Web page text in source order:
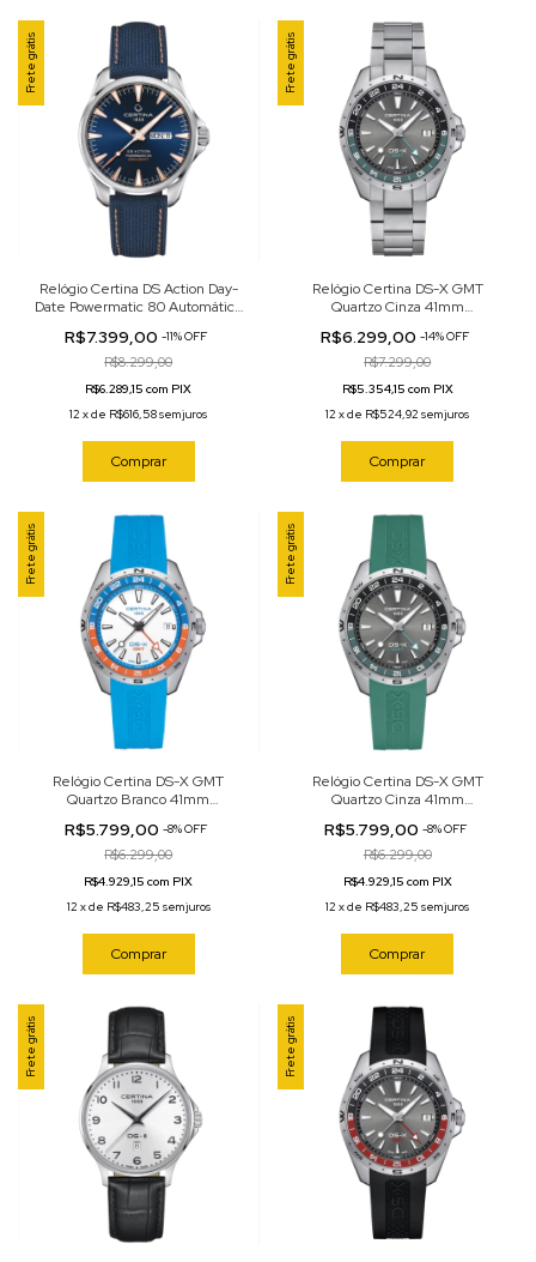
Frete grátis
Relógio Certina DS Action Day-
Date Powermatic 80 Automático
R$7.399,00-11%OFF
R$8.299,00
R$6.289,15 com PIX
12 xde R$616,58sem juros
Comprar
Frete grátis
Relógio Certina DS-X GMT
Quartzo Cinza 41mm
R$6.299,00-14%OFF
R$7.299,00
R$5.354,15 com PIX
12 xde R$524,92 sem juros
Comprar
Frete grátis
Relógio Certina DS-X GMT
Quartzo Branco 41mm
R$5.799,00-8%OFF
R$6.299,00
R$4.929,15 com PIX
12 xde R$483,25 sem juros
Comprar
Frete grátis
Relógio Certina DS-X GMT
Quartzo Cinza 41mm
R$5.799,00 -8%OFF
R$6.299,00
R$4.929,15 com PIX
12 xde R$483,25 sem juros
Comprar
Frete grátis Frete grátis